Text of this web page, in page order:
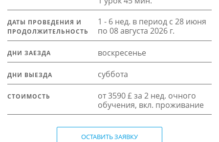
ДАТЫ ПРОВЕДЕНИЯ И
ПРОДОЛЖИТЕЛЬНОСТЬ
1 - 6 нед. в период с 28 июня
по 08 августа 2026 г.
ДНИ ЗАЕЗДА воскресенье
ДНИ ВЫЕЗДА суббота
СТОИМОСТЬ
от 3590 £ за 2 нед. очного
обучения, вкл. проживание
ОСТАВИТЬ ЗАЯВКУ